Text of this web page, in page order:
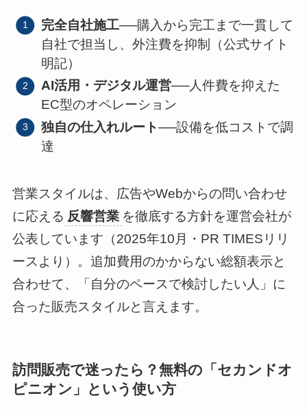
完全自社施工──購入から完工まで一貫して
自社で担当し、外注費を抑制（公式サイト
明記）
AI活用・デジタル運営──人件費を抑えた
EC型のオペレーション
独自の仕入れルート──設備を低コストで調
達
営業スタイルは、広告やWebからの問い合わせ
に応える 反響営業 を徹底する方針を運営会社が
公表しています（2025年10月・PR TIMESリリ
ースより）。追加費用のかからない総額表示と
合わせて、「自分のペースで検討したい人」に
合った販売スタイルと言えます。
訪問販売で迷ったら？無料の「セカンドオ
ピニオン」という使い方